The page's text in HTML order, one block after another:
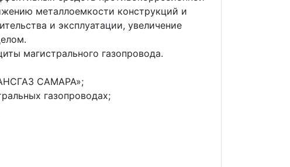
металлоемкости конструкций и
и эксплуатации, увеличение
магистрального газопровода.
САМАРА»;
газопроводах;